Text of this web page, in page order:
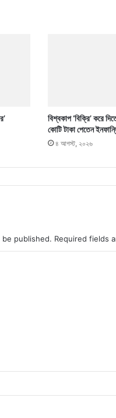
বিশ্বকাপ ‘বিক্রি’ করে
কোটি টাকা পেতেন
৪ আগস্ট, ২০২৬
published. Required fields